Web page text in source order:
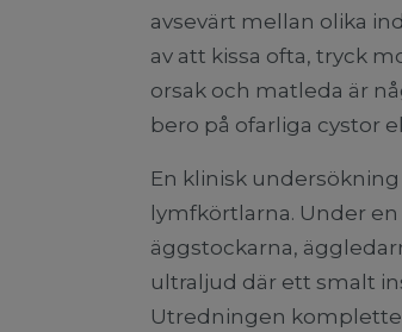
avsevärt mellan olika
av att kissa ofta, tryck
orsak och matleda är
bero på ofarliga cystor
En klinisk
lymfkörtlarna. Under
äggstockarna,
ultraljud där ett smalt
Utredningen